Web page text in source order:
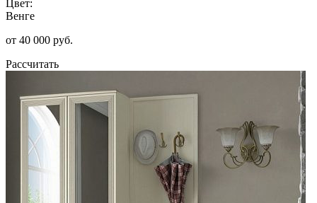
Цвет:
Венге
от 40 000 руб.
Рассчитать